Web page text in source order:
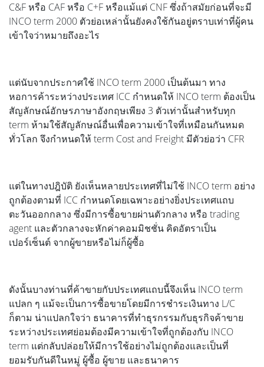
C&F หรือ CAF หรือ C+F หรือแม้แต่ CNF ซึ่งถ้าสมัยก่อนที่จะมี
INCO term 2000 ตัวย่อเหล่านั้นยังคงใช้กันอยู่ตราบเท่าที่ผู้คน
เข้าใจว่าหมายถึงอะไร
แต่นับจากประกาศใช้ INCO term 2000 เป็นต้นมา ทาง
หอการค้าระหว่างประเทศ ICC กำหนดให้ INCO term ต้องเป็น
สัญลักษณ์อักษรภาษาอังกฤษเพียง 3 ตัวเท่านั้นสำหรับทุก
term ห้ามใช้สัญลักษณ์อื่นเพื่อความเข้าใจที่เหมือนกันหมด
ทั่วโลก จึงกำหนดให้ term Cost and Freight มีตัวย่อว่า CFR
แต่ในทางปฎิบัติ ยังเห็นหลายประเทศที่ไม่ใช้ INCO term อย่าง
ถูกต้องตามที่ ICC กำหนดโดยเฉพาะอย่างยิ่งประเทศแถบ
ตะวันออกกลาง ซึ่งมีการซื้อขายผ่านตัวกลาง หรือ trading
agent และตัวกลางจะหักค่าคอมมิชชั่น คิดอัตราเป็น
เปอร์เซ็นต์ จากผู้ขายหรือไม่ก็ผู้ซื้อ
ดังนั้นบางท่านที่ค้าขายกับประเทศแถบนี้จึงเห็น INCO term
แปลก ๆ แม้จะเป็นการซื้อขายโดยมีการชำระเงินทาง L/C
ก็ตาม น่าแปลกใจว่า ธนาคารที่ทำธุรกรรมกับธุรกิจค้าขาย
ระหว่างประเทศย่อมต้องมีความเข้าใจที่ถูกต้องกับ INCO
term แต่กลับปล่อยให้มีการใช้อย่างไม่ถูกต้องและเป็นที่
ยอมรับกันดีในหมู่ ผู้ซื้อ ผู้ขาย และธนาคาร